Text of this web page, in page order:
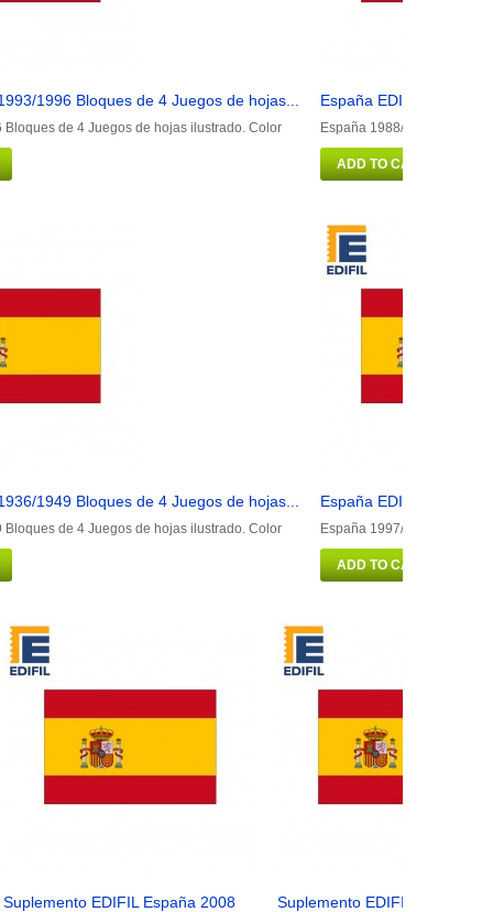
1996 Bloques de 4 Juegos de hojas...
Bloques de 4 Juegos de hojas ilustrado. Color
España EDIFIL 1988/
España 1988/1992
ADD TO CART
1949 Bloques de 4 Juegos de hojas...
Bloques de 4 Juegos de hojas ilustrado. Color
España EDIFIL 1997/
España 1997/2001
ADD TO CART
Suplemento EDIFIL España 2008 Suplemento EDIFIL España